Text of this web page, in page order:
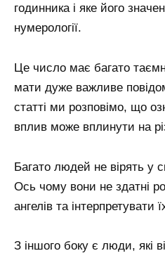
годинника і яке його
нумерології.
Це число має багато
мати дуже важливе
статті ми розповімо, що
вплив може вплинути на
Багато людей не вірять у
Ось чому вони не здатні
ангелів та інтерпретувати
З іншого боку є люди, які